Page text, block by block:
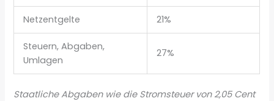
Netzentgelte 21%
Steuern, Abgaben,
Umlagen
27%
Staatliche Abgaben wie die Stromsteuer von 2,05 Cent